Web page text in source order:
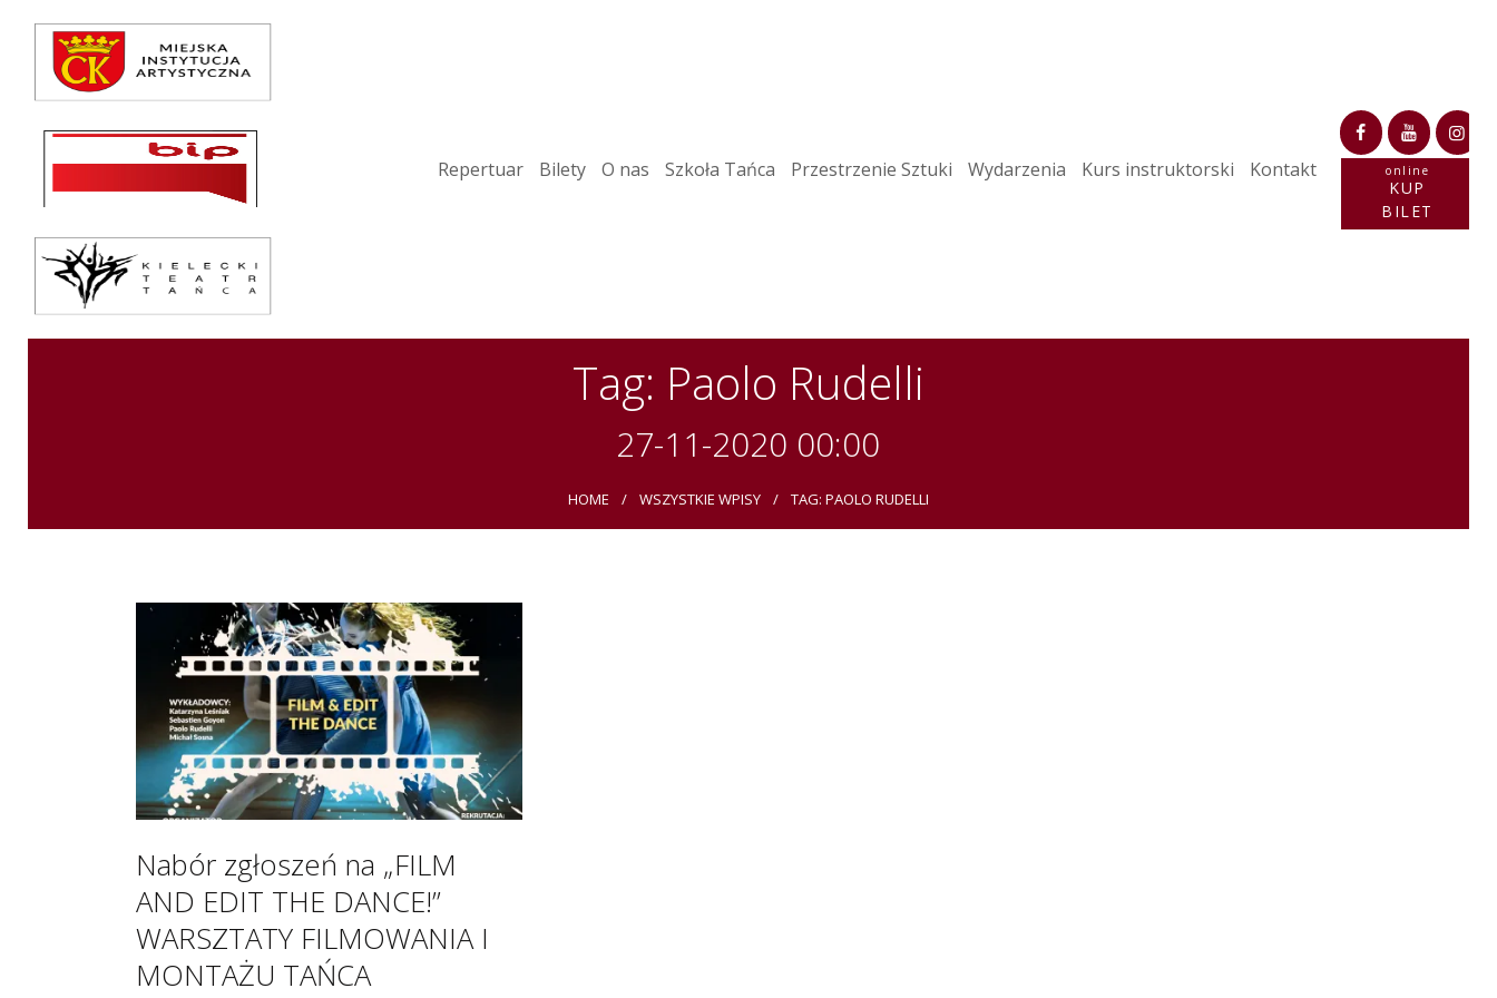
Repertuar Bilety O nas Szkoła Tańca Przestrzenie Sztuki Wydarzenia Kurs instruktorski Kontakt online
KUP
BILET
Tag: Paolo Rudelli
27-11-2020 00:00
HOME WSZYSTKIE WPISY TAG: PAOLO RUDELLI
Repertuar
Teatr / Zespół
Szkoła
Przestrzenie Sztuki
Warsztaty
Festiwal
Nabór zgłoszeń na „FILM
AND EDIT THE DANCE!”
WARSZTATY FILMOWANIA I
MONTAŻU TAŃCA